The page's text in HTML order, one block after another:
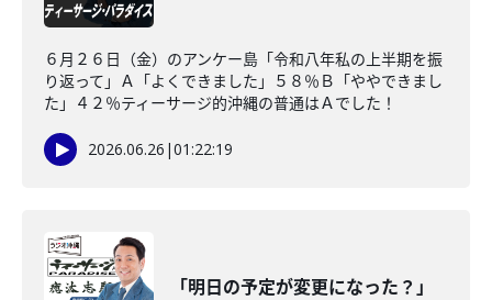
６月２６日（金）のアンケー島「令和八年私の上半期を振
り返って」Ａ「よくできました」５８％Ｂ「ややできまし
た」４２％ティーサージ的沖縄の普通はＡでした！
2026.06.26 |01:22:19
「明日の予定が変更になった？」